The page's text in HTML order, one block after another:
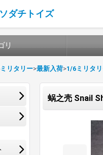
ダチトイズ
リ
リタリー>最新入荷>1/6ミリタ
蜗之壳 Snail